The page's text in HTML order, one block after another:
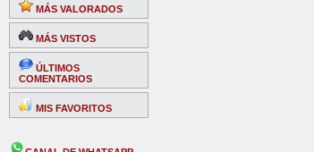
MÁS VALORADOS
MÁS VISTOS
ÚLTIMOS
COMENTARIOS
MIS FAVORITOS